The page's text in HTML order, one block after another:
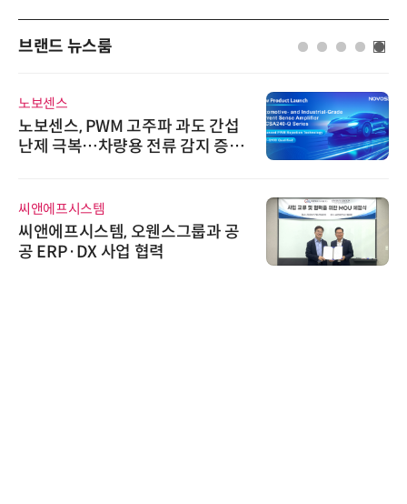
브랜드 뉴스룸
노보센스
노보센스, PWM 고주파 과도 간섭
난제 극복…차량용 전류 감지 증폭
씨앤에프시스템
씨앤에프시스템, 오웬스그룹과 공
공 ERP·DX 사업 협력